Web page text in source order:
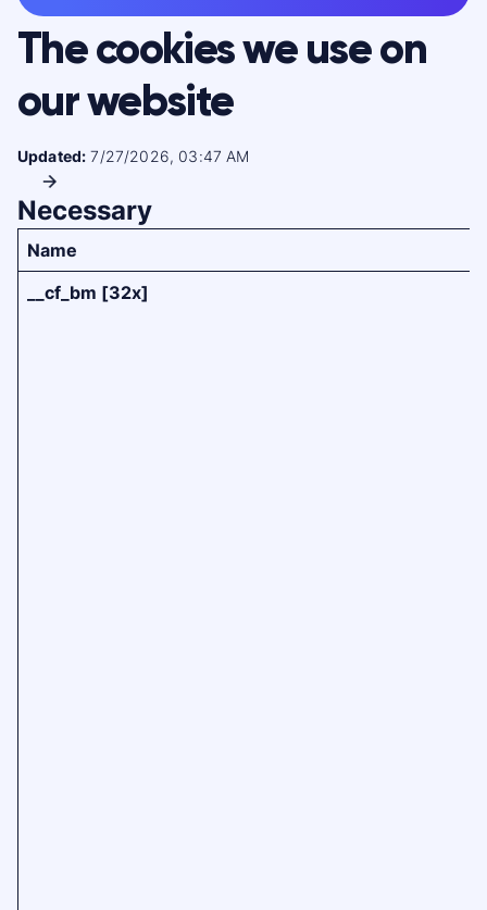
The cookies we use on
our website
Updated: 7/27/2026, 03:47 AM
Necessary
Name
__cf_bm [32x]